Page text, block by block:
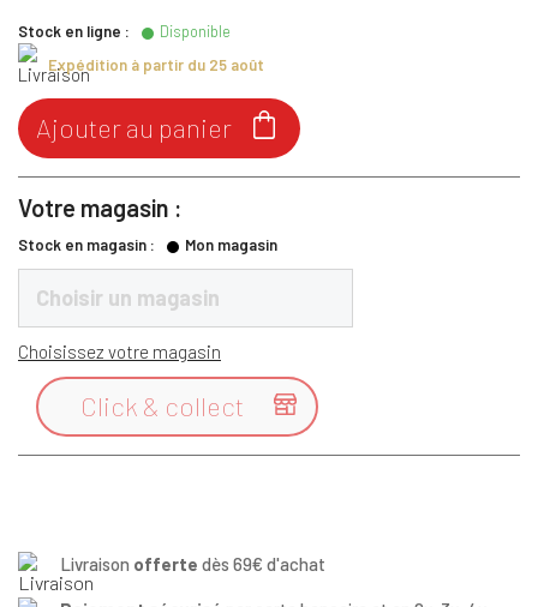
Stock en ligne :
Disponible
Expédition à partir du 25 août

Ajouter au panier
Votre magasin :
Stock en magasin : Mon magasin
Choisir un magasin
Choisissez votre magasin

Click & collect
Livraison offerte dès 69€ d'achat